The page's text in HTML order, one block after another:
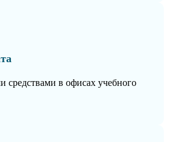
средствами в офисах учебного